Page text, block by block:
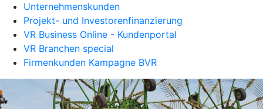
Unternehmenskunden
Projekt- und Investorenfinanzierung
VR Business Online - Kundenportal
VR Branchen special
Firmenkunden Kampagne BVR